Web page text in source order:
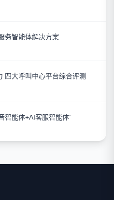
务智能体解决方案
四大呼叫中心平台综合评测
智能体+AI客服智能体”